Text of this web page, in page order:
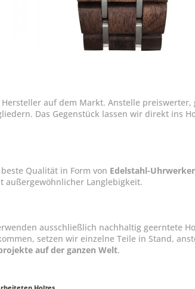
auf dem Markt. Anstelle preiswerter,
Das Gegenstück lassen wir direkt ins
Qualität in Form von Edelstahl-
außergewöhnlicher Langlebigkeit.
ausschließlich nachhaltig geerntete
setzen wir einzelne Teile in Stand,
auf der ganzen Welt.